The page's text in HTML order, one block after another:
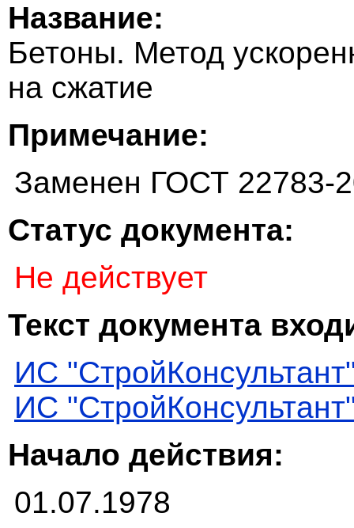
Название:
Бетоны. Метод
на сжатие
Примечание:
Заменен ГОСТ 22783-
Статус документа:
Не действует
Текст документа
ИС
ИС
Начало действия:
01.07.1978